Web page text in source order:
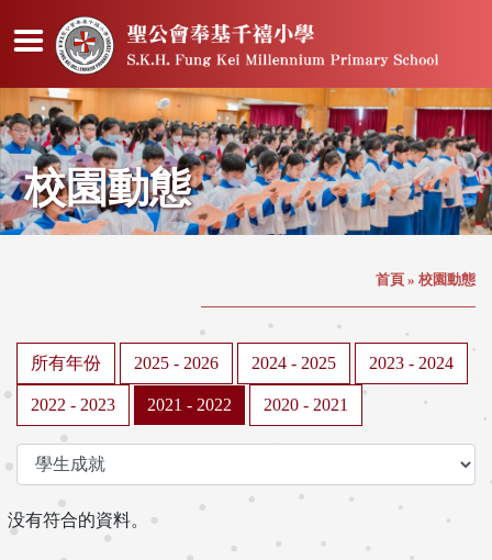
校園動態
首頁 » 校園動態
所有年份 2025 - 2026 2024 - 2025 2023 - 2024
2022 - 2023 2021 - 2022 2020 - 2021
没有符合的資料。